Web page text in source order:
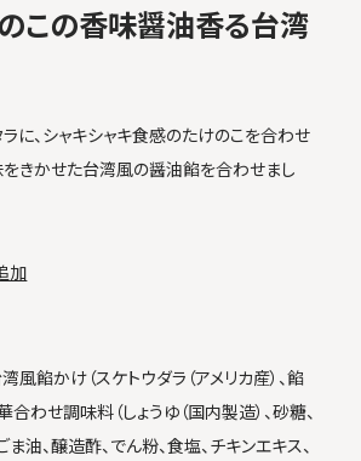
この香味醤油香る台湾
に、シャキシャキ食感のたけのこを合わせ
きかせた台湾風の醤油餡を合わせまし
加
風餡かけ（スケトウダラ（アメリカ産）、餡
合わせ調味料（しょうゆ（国内製造）、砂糖、
ま油、醸造酢、でん粉、食塩、チキンエキス、